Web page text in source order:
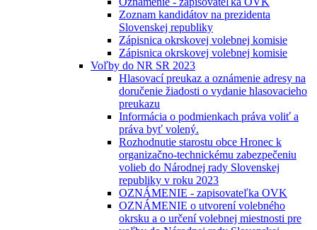
Zoznam kandidátov na prezidenta
Slovenskej republiky
Zápisnica okrskovej volebnej komisie
Zápisnica okrskovej volebnej komisie
Voľby do NR SR 2023
Hlasovací preukaz a oznámenie adresy na
doručenie žiadosti o vydanie hlasovacieho
preukazu
Informácia o podmienkach práva voliť a
práva byť volený.
Rozhodnutie starostu obce Hronec k
organizačno-technickému zabezpečeniu
volieb do Národnej rady Slovenskej
republiky v roku 2023
OZNÁMENIE - zapisovateľka OVK
OZNÁMENIE o utvorení volebného
okrsku a o určení volebnej miestnosti pre